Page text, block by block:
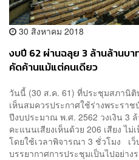
30 สิงหาคม 2018
งบปี 62 ผ่านฉลุย 3 ล้านล้านบ
คัดค้านแม้แต่คนเดียว
วันนี้ (30 ส.ค. 61) ที่ประชุมสภานิ
เห็นสมควรประกาศใช้ร่างพระรา
ปีงบประมาณ พ.ศ. 2562 วงเงิน 3
คะแนนเสียงเห็นด้วย 206 เสียง ไม่
โดยใช้เวลาพิจารณา 3 ชั่วโมง เ
บรรยากาศการประชุมเป็นไปอย่าง